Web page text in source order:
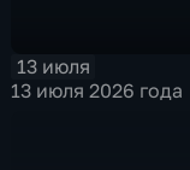
13 июля
13 июля 2026 года